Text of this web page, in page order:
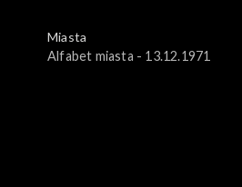
Miasta
Alfabet miasta - 13.12.1971